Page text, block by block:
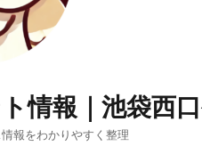
情報｜池袋西
報をわかりやすく整理